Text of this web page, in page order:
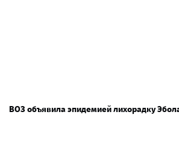
ВОЗ объявила эпидемией лихорадку